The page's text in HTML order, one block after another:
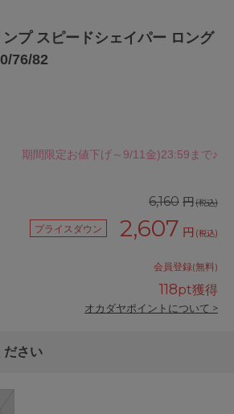
プ スピードシェイパー ロング
76/82
期間限定お値下げ～9/11金)23:59まで♪
6,160 円(税込)
プライスダウン 2,607 円 (税込)
会員登録(無料)
118pt獲得
オカダヤポイントについて >
ださい